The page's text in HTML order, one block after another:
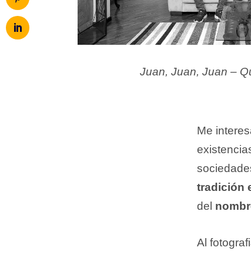
Juan, Juan, Juan –
Me
tradición
del
Al